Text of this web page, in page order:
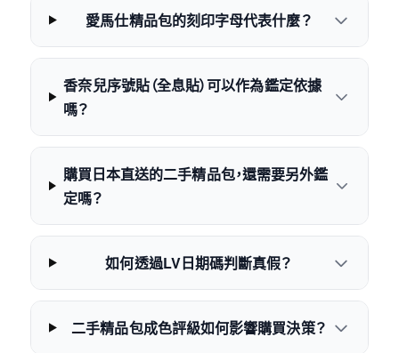
愛馬仕精品包的刻印字母代表什麼？
香奈兒序號貼（全息貼）可以作為鑑定依據
嗎？
購買日本直送的二手精品包，還需要另外鑑
定嗎？
如何透過LV日期碼判斷真假？
二手精品包成色評級如何影響購買決策？